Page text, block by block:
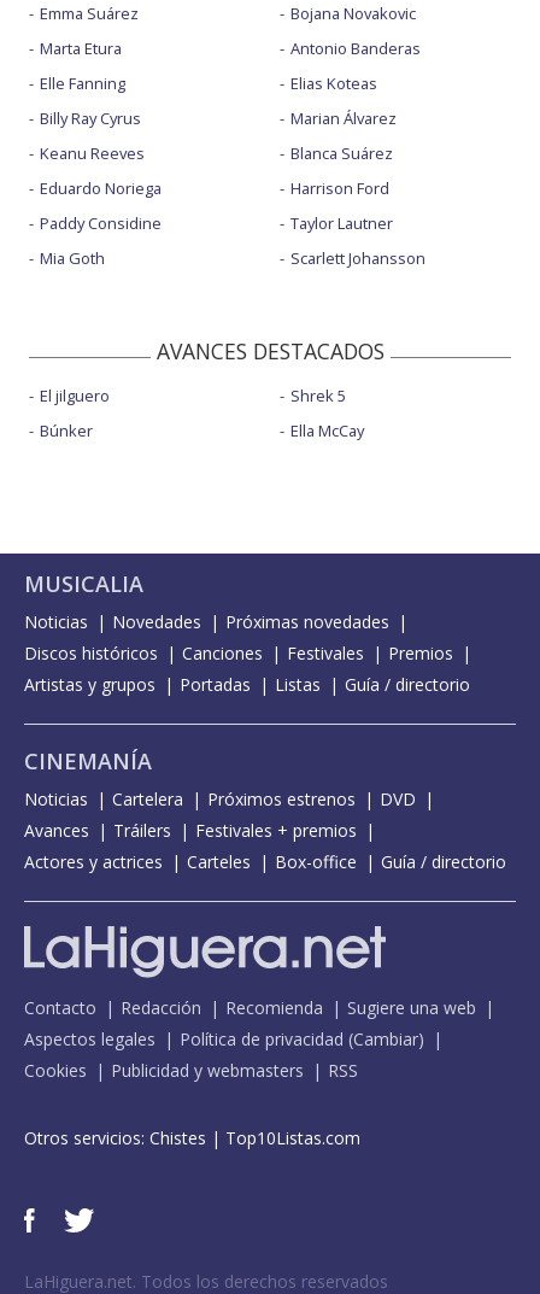
Emma Suárez
Marta Etura
Elle Fanning
Billy Ray Cyrus
Keanu Reeves
Eduardo Noriega
Paddy Considine
Mia Goth
Bojana Novakovic
Antonio Banderas
Elias Koteas
Marian Álvarez
Blanca Suárez
Harrison Ford
Taylor Lautner
Scarlett Johansson
AVANCES DESTACADOS
El jilguero
Búnker
Shrek 5
Ella McCay
MUSICALIA
Noticias Novedades
Próximas novedades
Discos históricos
Canciones Festivales
Premios
Artistas y grupos
Portadas Listas Guía / directorio
CINEMANÍA
Noticias Cartelera Próximos estrenos
DVD
Avances
Tráilers
Festivales + premios
Actores y actrices
Carteles Box-office Guía / directorio
Contacto Redacción Recomienda
Sugiere una web
Aspectos legales
Política de privacidad (Cambiar)
Cookies
Publicidad y webmasters RSS
Otros servicios: Chistes | Top10Listas.com
LaHiguera.net. Todos los derechos reservados